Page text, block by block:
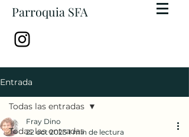
Parroquia SFA
Entrada
Todas las entradas
Todas las entradas
Fray Dino
22 oct 2023 1 min de lectura